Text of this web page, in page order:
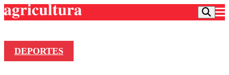
DEPORTES